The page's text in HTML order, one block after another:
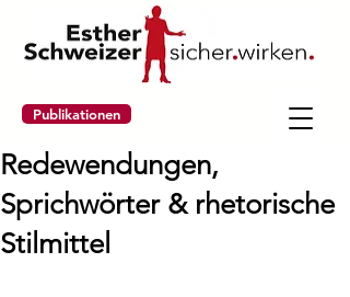
Publikationen
Redewendungen,
Sprichwörter & rhetorische
Stilmittel